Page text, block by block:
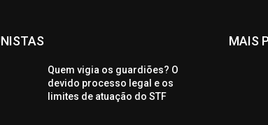
Quem vigia os guardiões? O
devido processo legal e os
limites de atuação do STF
MAIS